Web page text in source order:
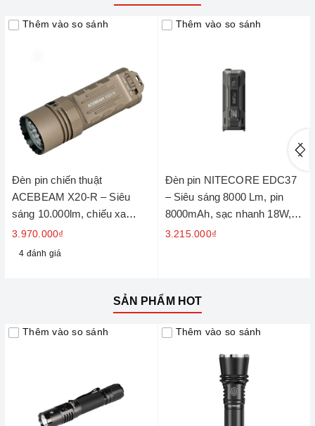
Thêm vào so sánh
Đèn pin chiến thuật
ACEBEAM X20-R – Siêu
sáng 10.000lm, chiếu xa
645m
3.970.000₫
4 đánh giá
Thêm vào so sánh
Đèn pin NITECORE EDC37
– Siêu sáng 8000 Lm, pin
8000mAh, sạc nhanh 18W,
màn hình OLED
3.215.000₫
SẢN PHẨM HOT
Thêm vào so sánh Thêm vào so sánh